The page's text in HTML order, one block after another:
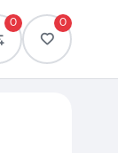
0 0